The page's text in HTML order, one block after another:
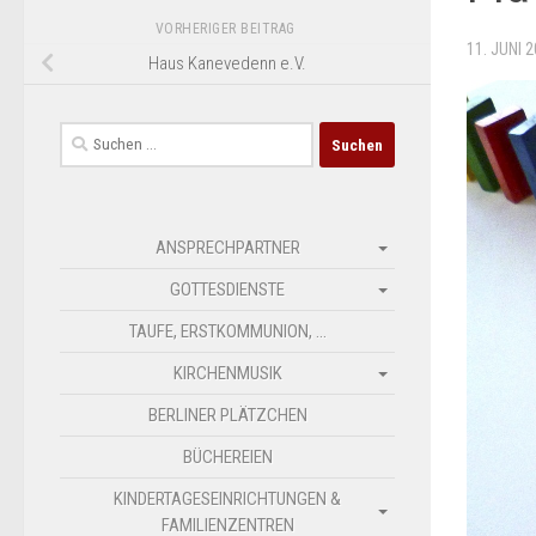
11. JUNI
VORHERIGER BEITRAG
Haus Kanevedenn e.V.
Suchen
nach:
ANSPRECHPARTNER
GOTTESDIENSTE
TAUFE, ERSTKOMMUNION, …
KIRCHENMUSIK
BERLINER PLÄTZCHEN
BÜCHEREIEN
KINDERTAGESEINRICHTUNGEN &
FAMILIENZENTREN